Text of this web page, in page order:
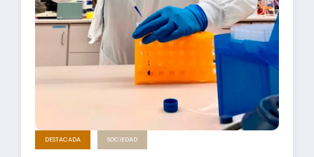
DESTACADA SOCIEDAD